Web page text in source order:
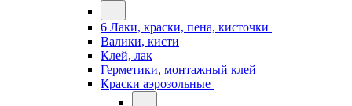
6 Лаки, краски, пена, кисточки
Валики, кисти
Клей, лак
Герметики, монтажный клей
Краски аэрозольные